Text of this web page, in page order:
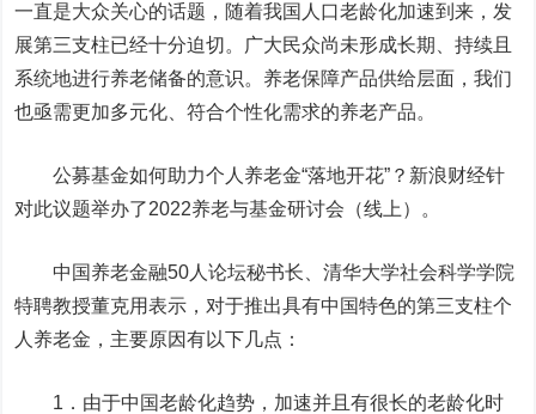
一直是大众关心的话题，随着我国人口老龄化加速到来，发
展第三支柱已经十分迫切。广大民众尚未形成长期、持续且
系统地进行养老储备的意识。养老保障产品供给层面，我们
也亟需更加多元化、符合个性化需求的养老产品。
公募基金如何助力个人养老金“落地开花”？新浪财经针
对此议题举办了2022养老与基金研讨会（线上）。
中国养老金融50人论坛秘书长、清华大学社会科学学院
特聘教授董克用表示，对于推出具有中国特色的第三支柱个
人养老金，主要原因有以下几点：
1．由于中国老龄化趋势，加速并且有很长的老龄化时